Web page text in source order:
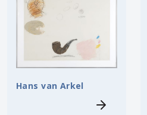
Hans van Arkel